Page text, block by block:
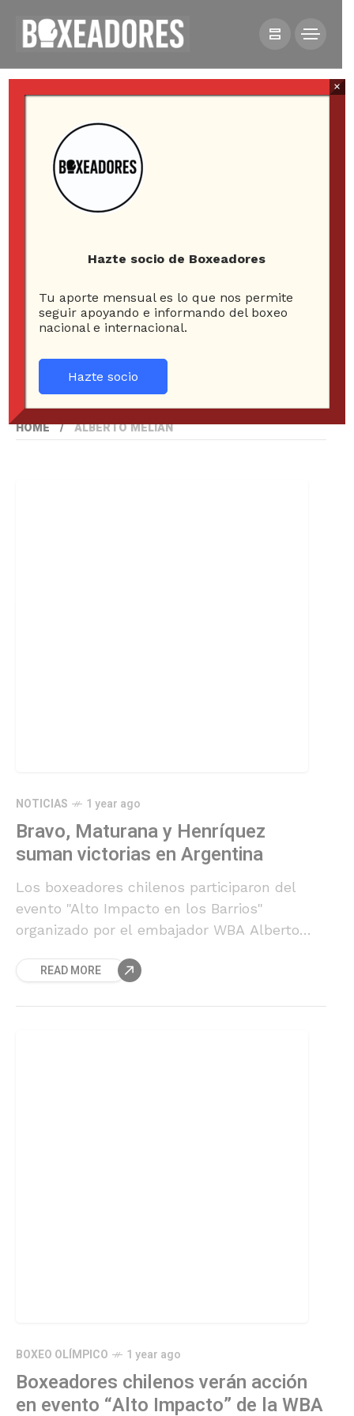
3
HOME ALBERTO MELIAN
NOTICIAS 1 year ago
Bravo, Maturana y Henríquez
suman victorias en Argentina
Los boxeadores chilenos participaron del
evento "Alto Impacto en los Barrios"
organizado por el embajador WBA Alberto
las drogas organizada por la Asociación
READ MORE
BOXEO OLÍMPICO 1 year ago
Boxeadores chilenos verán acción
en evento “Alto Impacto” de la WBA
Hazte socio de Boxeadores
Tu aporte mensual es lo que nos permite
seguir apoyando e informando del boxeo
nacional e internacional.
Hazte socio
×